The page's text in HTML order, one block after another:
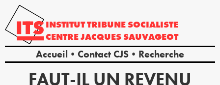
INSTITUTTRIBUNE SOCIALISTE
CENTREJACQUES SAUVAGEOT
Accueil Contact CJS Recherche
FAUT-IL UN REVENU